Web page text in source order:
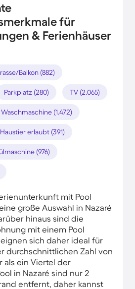
für
& Ferienhäuser
Balkon (882)
Parkplatz (280) TV (2.065)
Waschmaschine (1.472)
Haustier erlaubt (391)
(976)
mit Pool
große Auswahl in Nazaré
hinaus sind die
mit einem Pool
sich daher ideal für
durchschnittlichen Zahl von
als ein Viertel der
in Nazaré sind nur 2
entfernt, daher kannst